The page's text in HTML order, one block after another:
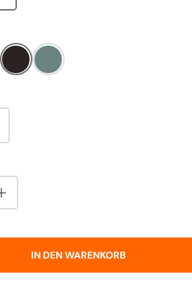
Black Mineral Green
Gib den
IN DEN WARENKORB